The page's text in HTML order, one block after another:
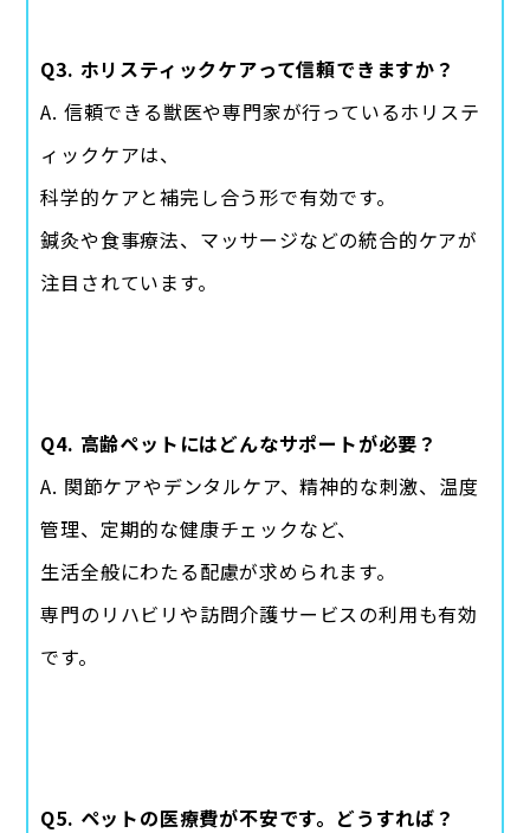
Q3. ホリスティックケアって信頼できますか？
A. 信頼できる獣医や専門家が行っているホリステ
ィックケアは、
科学的ケアと補完し合う形で有効です。
鍼灸や食事療法、マッサージなどの統合的ケアが
注目されています。
Q4. 高齢ペットにはどんなサポートが必要？
A. 関節ケアやデンタルケア、精神的な刺激、温度
管理、定期的な健康チェックなど、
生活全般にわたる配慮が求められます。
専門のリハビリや訪問介護サービスの利用も有効
です。
Q5. ペットの医療費が不安です。どうすれば？